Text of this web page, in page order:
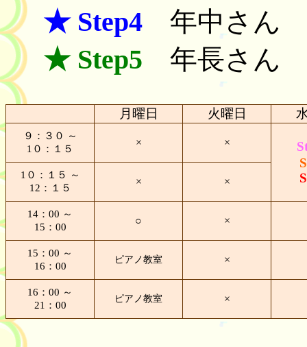
★Step4 年中さん
★Step5 年長さん
月曜日 火曜日
９：３０ ～
1 ０：１５
× ×
1 ０：１５ ～
12 ：１５
× ×
14 ： 00 ～
15 ： 00
○ ×
15 ： 00 ～
16 ： 00
ピアノ教室 ×
16 ： 00 ～
21 ： 00
ピアノ教室 ×